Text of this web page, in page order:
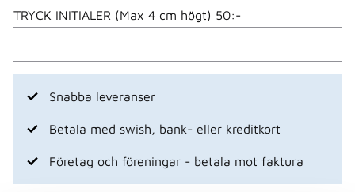
TRYCK INITIALER (Max 4 cm högt) 50:-
Snabba leveranser
Betala med swish, bank- eller kreditkort
Företag och föreningar - betala mot faktura